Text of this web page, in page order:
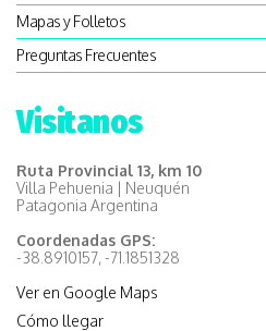
Mapas y Folletos
Preguntas Frecuentes
Visitanos
Ruta Provincial 13, km 10
Villa Pehuenia | Neuquén
Patagonia Argentina
Coordenadas GPS:
-38.8910157, -71.1851328
Ver en Google Maps
Cómo llegar